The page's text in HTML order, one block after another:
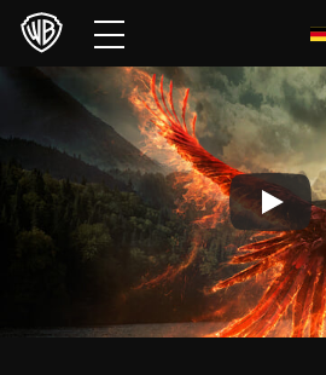
Filme
TV
Games & Apps
Brands